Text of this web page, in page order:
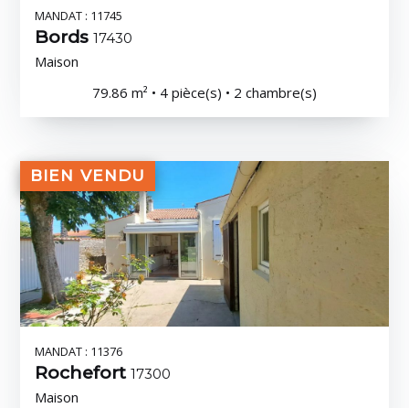
MANDAT : 11745
Bords17430
Maison
79.86 m² • 4 pièce(s) • 2 chambre(s)
BIEN VENDU
MANDAT : 11376
Rochefort17300
Maison